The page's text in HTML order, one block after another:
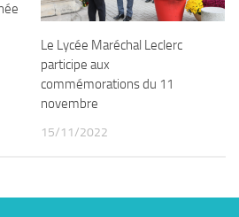
Le Lycée Maréchal Leclerc
participe aux
commémorations du 11
novembre
15/11/2022